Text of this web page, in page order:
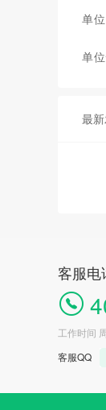
单
单
最
客服电
工作时间
客服QQ